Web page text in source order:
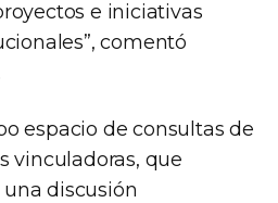
e iniciativas
comentó
espacio de consultas de
vinculadoras, que
discusión